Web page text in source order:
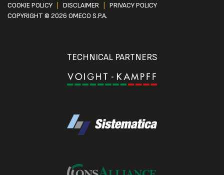
COOKIE POLICY DISCLAIMER
PRIVACY POLICY
COPYRIGHT © 2026 OMECO S.P.A.
TECHNICAL PARTNERS